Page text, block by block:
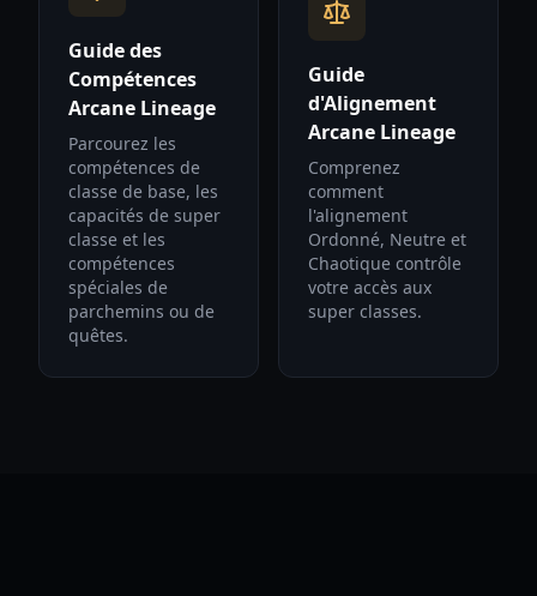
Guide des
Compétences
Arcane Lineage
Parcourez les
compétences de
classe de base, les
capacités de super
classe et les
compétences
spéciales de
parchemins ou de
quêtes.
Guide
d'Alignement
Arcane Lineage
Comprenez
comment
l'alignement
Ordonné, Neutre et
Chaotique contrôle
votre accès aux
super classes.